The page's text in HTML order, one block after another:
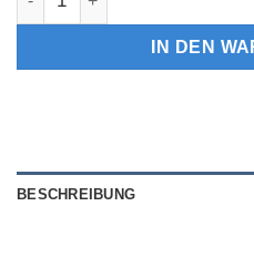
IN DEN
BESCHREIBUNG